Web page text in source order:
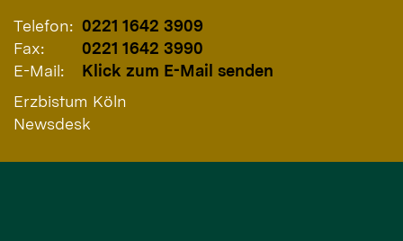
Telefon: 0221 1642 3909
Fax:
0221 1642 3990
E-Mail:
Klick zum E-Mail senden
Erzbistum Köln
Newsdesk